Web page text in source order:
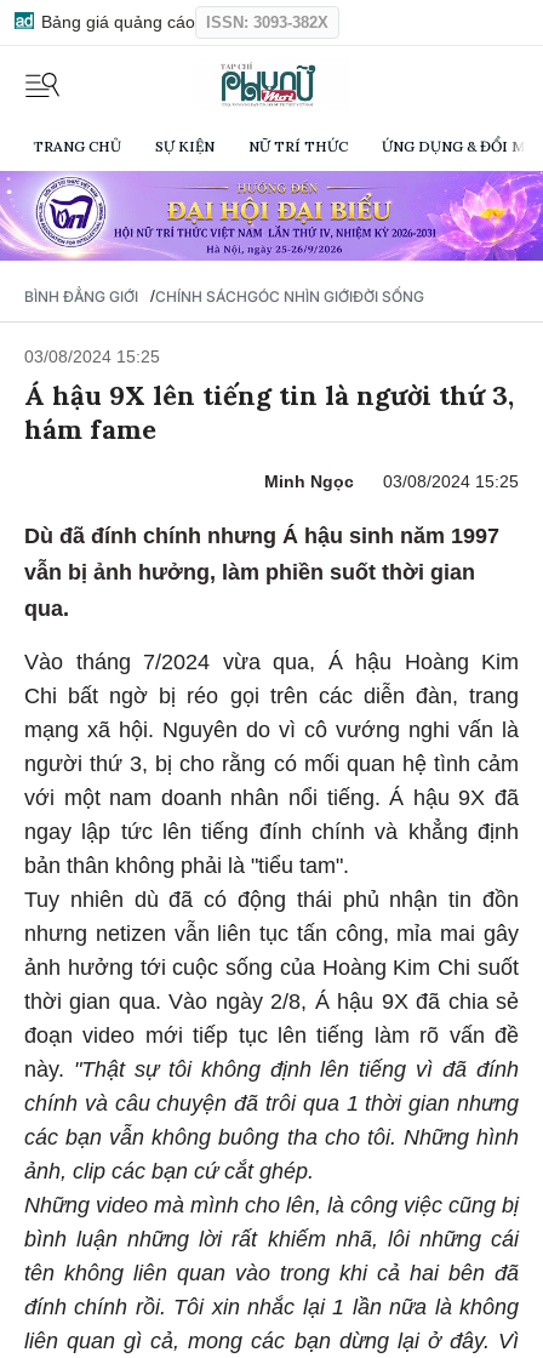
Bảng giá quảng cáo ISSN: 3093-382X
TRANG CHỦ SỰ KIỆN NỮ TRÍ THỨC ỨNG DỤNG & ĐỔI
BÌNH ĐẲNG GIỚI /CHÍNH SÁCHGÓC NHÌN GIỚIĐỜI SỐNG
03/08/2024 15:25
Á hậu 9X lên tiếng tin là người thứ 3,
hám fame
Minh Ngọc 03/08/2024 15:25
Dù đã đính chính nhưng Á hậu sinh năm 1997
vẫn bị ảnh hưởng, làm phiền suốt thời gian
qua.
Vào tháng 7/2024 vừa qua, Á hậu Hoàng Kim
Chi bất ngờ bị réo gọi trên các diễn đàn, trang
mạng xã hội. Nguyên do vì cô vướng nghi vấn là
người thứ 3, bị cho rằng có mối quan hệ tình cảm
với một nam doanh nhân nổi tiếng. Á hậu 9X đã
ngay lập tức lên tiếng đính chính và khẳng định
bản thân không phải là "tiểu tam".
Tuy nhiên dù đã có động thái phủ nhận tin đồn
nhưng netizen vẫn liên tục tấn công, mỉa mai gây
ảnh hưởng tới cuộc sống của Hoàng Kim Chi suốt
thời gian qua. Vào ngày 2/8, Á hậu 9X đã chia sẻ
đoạn video mới tiếp tục lên tiếng làm rõ vấn đề
này. "Thật sự tôi không định lên tiếng vì đã đính
chính và câu chuyện đã trôi qua 1 thời gian nhưng
các bạn vẫn không buông tha cho tôi. Những hình
ảnh, clip các bạn cứ cắt ghép.
Những video mà mình cho lên, là công việc cũng bị
bình luận những lời rất khiếm nhã, lôi những cái
tên không liên quan vào trong khi cả hai bên đã
đính chính rồi. Tôi xin nhắc lại 1 lần nữa là không
liên quan gì cả, mong các bạn dừng lại ở đây. Vì